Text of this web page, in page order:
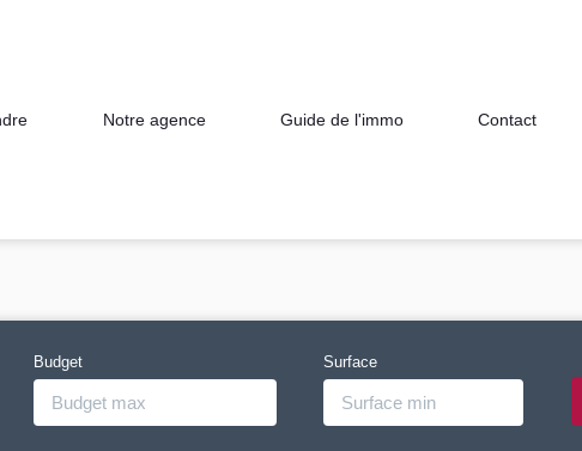
Notre agence Guide de l'immo Contact
Budget Surface